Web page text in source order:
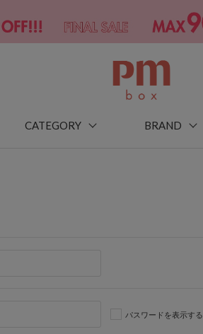
CATEGORY BRAND
パスワードを表示する